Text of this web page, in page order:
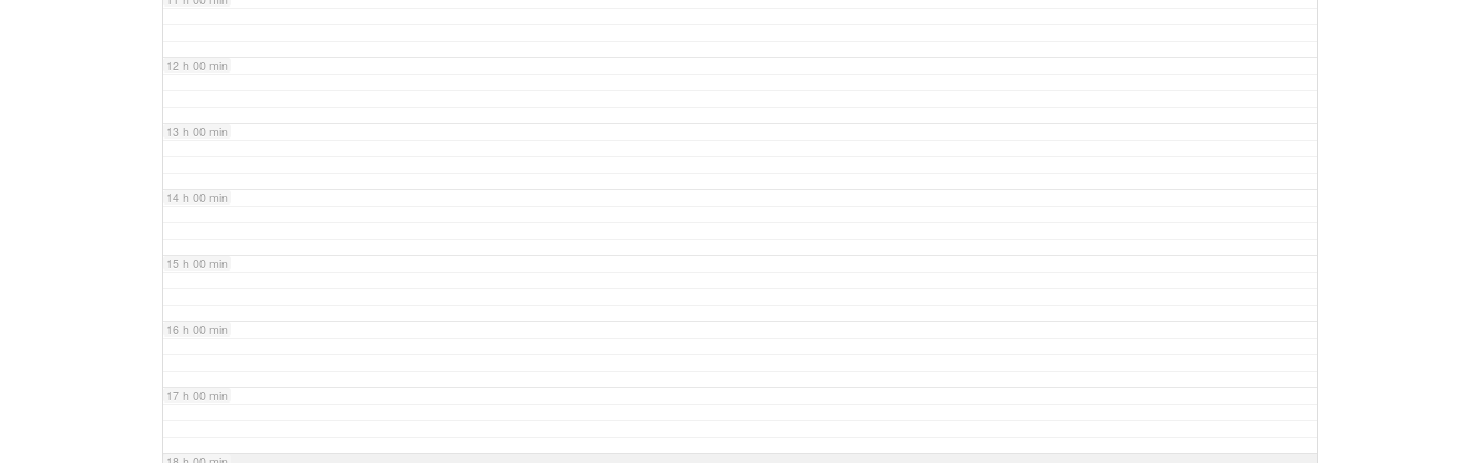
12 h 00 min
13 h 00 min
14 h 00 min
15 h 00 min
16 h 00 min
17 h 00 min